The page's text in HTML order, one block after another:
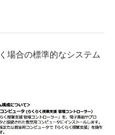
場合の標準的なシステム